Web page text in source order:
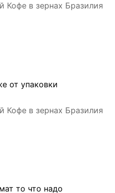
в зернах Бразилия
от упаковки
в зернах Бразилия
то что надо